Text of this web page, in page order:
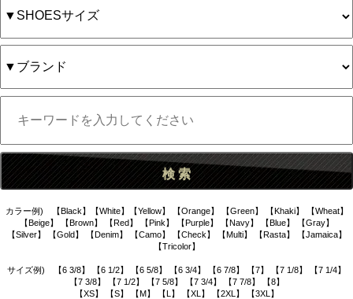
カラー例) 【Black】【White】【Yellow】 【Orange】 【Green】 【Khaki】 【Wheat】
【Beige】 【Brown】 【Red】 【Pink】 【Purple】 【Navy】 【Blue】 【Gray】
【Silver】 【Gold】 【Denim】 【Camo】 【Check】 【Multi】 【Rasta】 【Jamaica】
【Tricolor】
サイズ例) 【6 3/8】 【6 1/2】 【6 5/8】 【6 3/4】 【6 7/8】 【7】 【7 1/8】 【7 1/4】
【7 3/8】 【7 1/2】 【7 5/8】 【7 3/4】 【7 7/8】 【8】
【XS】 【S】 【M】 【L】 【XL】 【2XL】 【3XL】